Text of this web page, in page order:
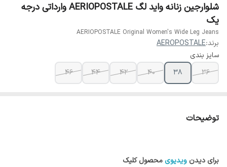
شلوارجین زنانه واید لگ AERIOPOSTALE وارداتی درجه
یک
AERIOPOSTALE Original Women's Wide Leg Jeans
برند:AEROPOSTALE
سایز بندی
36
38
40
42
44
46
توضیحات
برای دیدن ویدیوی محصول کلیک